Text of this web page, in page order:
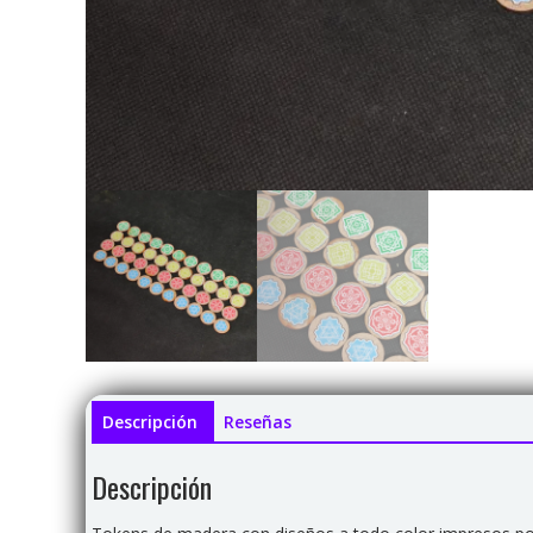
Descripción Reseñas
Descripción